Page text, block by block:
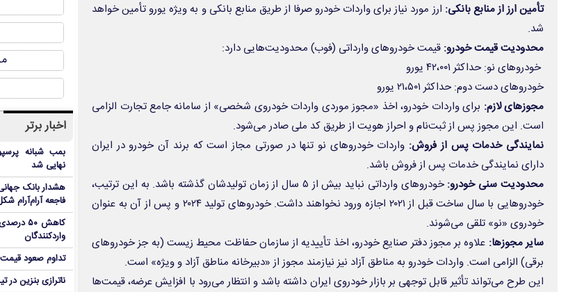
تأمین ارز از منابع بانکی: ارز مورد نیاز برای واردات خودرو صرفا از طریق منابع بانکی و به ویژه یورو تأمین خواهد
شد.
محدودیت قیمت خودرو: قیمت خودروهای وارداتی (فوب) محدودیت‌هایی دارد:
‌ خودروهای نو: حداکثر ۴۲،۰۰۱ یورو
خودروهای دست دوم: حداکثر ۲۱،۵۰۱ یورو
مجوزهای لازم: برای واردات خودرو، اخذ «مجوز موردی واردات خودروی شخصی» از سامانه جامع تجارت الزامی
است. این مجوز پس از ثبت‌نام و احراز هویت از طریق کد ملی صادر می‌شود.
نمایندگی خدمات پس از فروش: واردات خودروهای نو تنها در صورتی مجاز است که برند آن خودرو در ایران
دارای نمایندگی خدمات پس از فروش باشد.
محدودیت سنی خودرو:
خودروهای وارداتی نباید بیش از ۵ سال از زمان تولیدشان گذشته باشد. به این ترتیب،
خودروهایی با سال ساخت قبل از ۲۰۲۱ اجازه ورود نخواهند داشت. خودروهای تولید ۲۰۲۴ و پس از آن به عنوان
خودروی «نو» تلقی می‌شوند.
سایر مجوزها: علاوه بر مجوز دفتر صنایع خودرو، اخذ تأییدیه از سازمان حفاظت محیط زیست (به جز خودروهای
برقی) الزامی است. واردات خودرو به مناطق آزاد نیز نیازمند مجوز از «دبیرخانه مناطق آزاد و ویژه» است.
این طرح می‌تواند تأثیر قابل توجهی بر بازار خودروی ایران داشته باشد و انتظار می‌رود با افزایش عرضه، قیمت‌ها
اخبار برتر
نهایی شد
هشدار بانک
فاجعه آرام‌آرام
کاهش ۵۰
واردکنندگان
تداوم صعود قیمت
ناترازی بنزین در